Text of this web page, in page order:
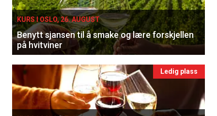
KURS I OSLO, 26. AUGUST
Benytt sjansen til å smake og lære forskjellen
på hvitviner
Ledig plass